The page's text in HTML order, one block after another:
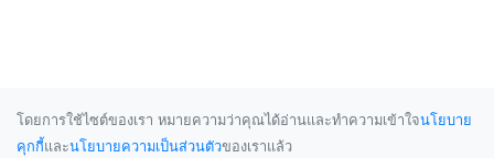
โดยการใช้ไซต์ของเรา หมายความว่าคุณได้อ่านและทำความเข้าใจนโยบาย
คุกกี้และนโยบายความเป็นส่วนตัวของเราแล้ว